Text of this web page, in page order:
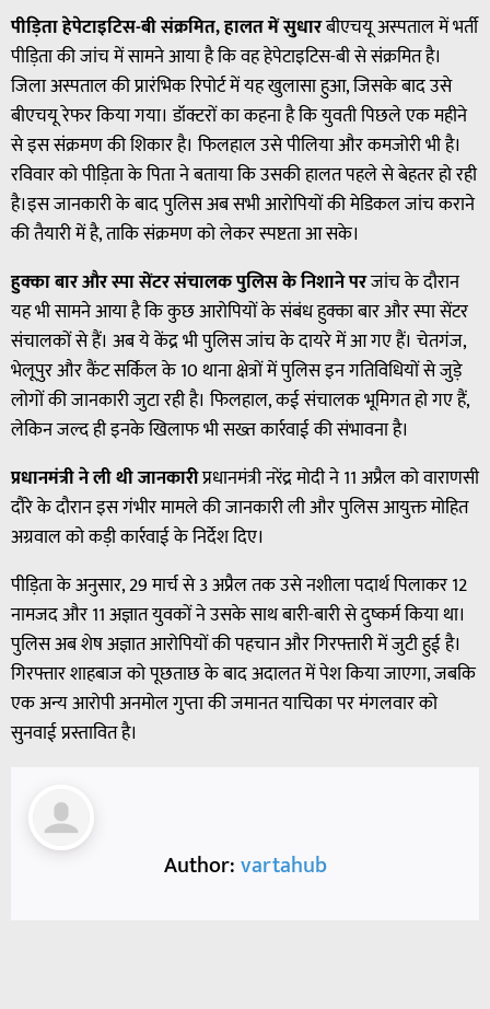
पीड़िता हेपेटाइटिस-बी संक्रमित, हालत में सुधारबीएचयू अस्पताल में भर्ती
पीड़िता की जांच में सामने आया है कि वह हेपेटाइटिस-बी से संक्रमित है।
जिला अस्पताल की प्रारंभिक रिपोर्ट में यह खुलासा हुआ, जिसके बाद उसे
बीएचयू रेफर किया गया। डॉक्टरों का कहना है कि युवती पिछले एक महीने
से इस संक्रमण की शिकार है। फिलहाल उसे पीलिया और कमजोरी भी है।
रविवार को पीड़िता के पिता ने बताया कि उसकी हालत पहले से बेहतर हो रही
है।इस जानकारी के बाद पुलिस अब सभी आरोपियों की मेडिकल जांच कराने
की तैयारी में है, ताकि संक्रमण को लेकर स्पष्टता आ सके।
हुक्का बार और स्पा सेंटर संचालक पुलिस के निशाने परजांच के दौरान
यह भी सामने आया है कि कुछ आरोपियों के संबंध हुक्का बार और स्पा सेंटर
संचालकों से हैं। अब ये केंद्र भी पुलिस जांच के दायरे में आ गए हैं। चेतगंज,
भेलूपुर और कैंट सर्किल के 10 थाना क्षेत्रों में पुलिस इन गतिविधियों से जुड़े
लोगों की जानकारी जुटा रही है। फिलहाल, कई संचालक भूमिगत हो गए हैं,
लेकिन जल्द ही इनके खिलाफ भी सख्त कार्रवाई की संभावना है।
प्रधानमंत्री ने ली थी जानकारीप्रधानमंत्री नरेंद्र मोदी ने 11 अप्रैल को वाराणसी
दौरे के दौरान इस गंभीर मामले की जानकारी ली और पुलिस आयुक्त मोहित
अग्रवाल को कड़ी कार्रवाई के निर्देश दिए।
पीड़िता के अनुसार, 29 मार्च से 3 अप्रैल तक उसे नशीला पदार्थ पिलाकर 12
नामजद और 11 अज्ञात युवकों ने उसके साथ बारी-बारी से दुष्कर्म किया था।
पुलिस अब शेष अज्ञात आरोपियों की पहचान और गिरफ्तारी में जुटी हुई है।
गिरफ्तार शाहबाज को पूछताछ के बाद अदालत में पेश किया जाएगा, जबकि
एक अन्य आरोपी अनमोल गुप्ता की जमानत याचिका पर मंगलवार को
सुनवाई प्रस्तावित है।
Author:vartahub